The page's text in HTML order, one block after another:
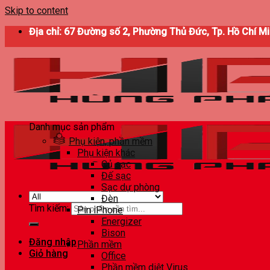
Skip to content
Địa chỉ: 67 Đường số 2, Phường Thủ Đức, Tp. Hồ Chí
Tìm kiếm:
Đăng nhập
Giỏ hàng
Danh mục sản phẩm
Phụ kiện, phần mềm
Phụ kiện khác
Củ sạc
Đế sạc
Sạc dự phòng
Đèn
Pin iPhone
Energizer
Bison
Phần mềm
Office
Phần mềm diệt Virus